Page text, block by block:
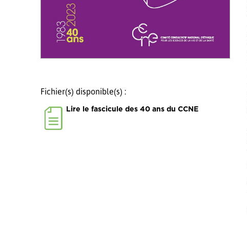
Fichier(s) disponible(s) :
Lire le fascicule des 40 ans du CCNE